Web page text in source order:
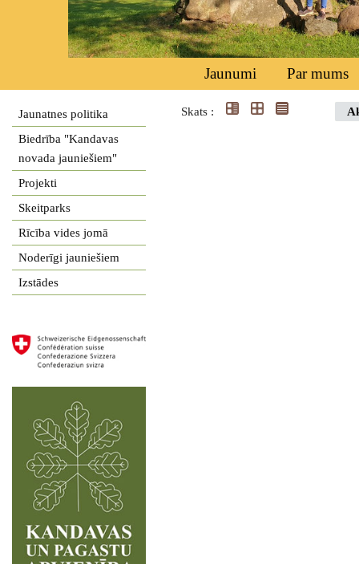
Jaunumi Par mums
Jaunatnes politika
Biedrība "Kandavas
novada jauniešiem"
Projekti
Skeitparks
Rīcība vides jomā
Noderīgi jauniešiem
Izstādes
Skats :